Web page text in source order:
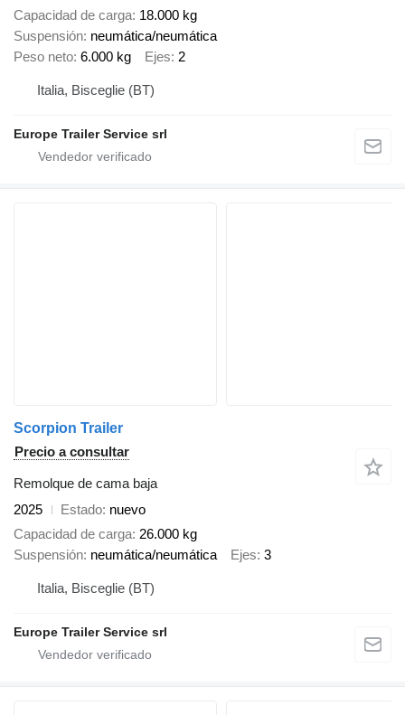
Capacidad de carga 18.000 kg
Suspensión neumática/neumática
Peso neto 6.000 kg Ejes 2
Italia, Bisceglie (BT)
Europe Trailer Service srl
Scorpion Trailer
Precio a consultar
Remolque de cama baja
2025
Estado nuevo
Capacidad de carga 26.000 kg
Suspensión neumática/neumática Ejes 3
Italia, Bisceglie (BT)
Europe Trailer Service srl